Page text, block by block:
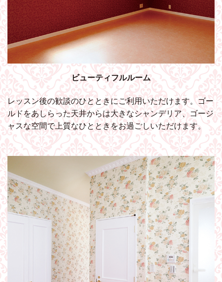
ビューティフルルーム
レッスン後の歓談のひとときにご利用いただけます。ゴー
ルドをあしらった天井からは大きなシャンデリア、ゴージ
ャスな空間で上質なひとときをお過ごしいただけます。